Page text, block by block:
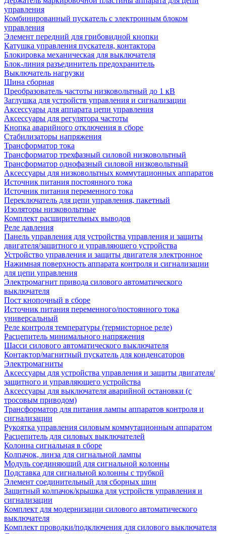
управления
Комбинированный пускатель с электронным блоком
управления
Элемент передний для грибовидной кнопки
Катушка управления пускателя, контактора
Блокировка механическая для выключателя
Блок-линия разъединитель предохранитель
Выключатель нагрузки
Шина сборная
Преобразователь частоты низковольтный до 1 кВ
Заглушка для устройств управления и сигнализации
Аксессуары для аппарата цепи управления
Аксессуары для регулятора частоты
Кнопка аварийного отключения в сборе
Стабилизаторы напряжения
Трансформатор тока
Трансформатор трехфазный силовой низковольтный
Трансформатор однофазный силовой низковольтный
Аксессуары для низковольтных коммутационных аппаратов
Источник питания постоянного тока
Источник питания переменного тока
Переключатель для цепи управления, пакетный
Изоляторы низковольтные
Комплект расширительных выводов
Реле давления
Панель управления для устройства управления и защиты
двигателя/защитного и управляющего устройства
Устройство управления и защиты двигателя электронное
Нажимная поверхность аппарата контроля и сигнализации
для цепи управления
Электромагнит привода силового автоматического
выключателя
Пост кнопочный в сборе
Источник питания переменного/постоянного тока
универсальный
Реле контроля температуры (термисторное реле)
Расцепитель минимального напряжения
Шасси силового автоматического выключателя
Контактор/магнитный пускатель для конденсаторов
Электромагниты
Аксессуары для устройства управления и защиты двигателя/
защитного и управляющего устройства
Аксессуары для выключателя аварийной остановки (с
тросовым приводом)
Трансформатор для питания лампы аппаратов контроля и
сигнализации
Рукоятка управления силовым коммутационным аппаратом
Расцепитель для силовых выключателей
Колонна сигнальная в сборе
Колпачок, линза для сигнальной лампы
Модуль соединяющий для сигнальной колонны
Подставка для сигнальной колонны с трубкой
Элемент соединительный для сборных шин
Защитный колпачок/крышка для устройств управления и
сигнализации
Комплект для модернизации силового автоматического
выключателя
Комплект проводки/подключения для силового выключателя